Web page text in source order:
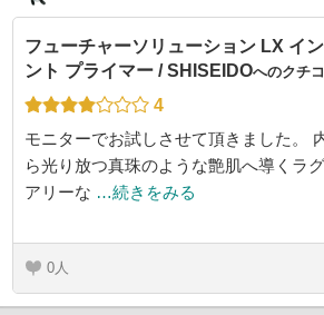
フューチャーソリューション LX イ
ント プライマー / SHISEIDOへのクチ
4
モニターでお試しさせて頂きました。
ら光り放つ真珠のような艶肌へ導くラ
アリーな …続きをみる
0